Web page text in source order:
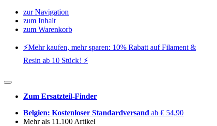
zur Navigation
zum Inhalt
zum Warenkorb
⚡️Mehr kaufen, mehr sparen: 10% Rabatt auf Filament &
Resin ab 10 Stück! ⚡️
Zum Ersatzteil-Finder
Belgien: Kostenloser Standardversand ab € 54,90
Mehr als 11.100 Artikel